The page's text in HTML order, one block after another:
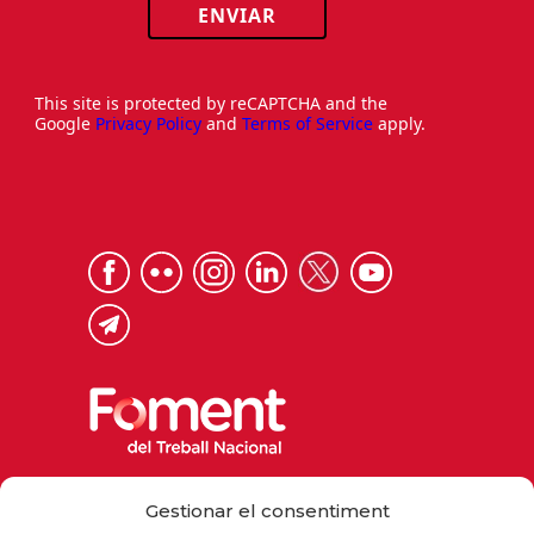
Gestionar el consentiment
ENVIAR
This site is protected by reCAPTCHA and the
Google Privacy Policy and Terms of Service apply.